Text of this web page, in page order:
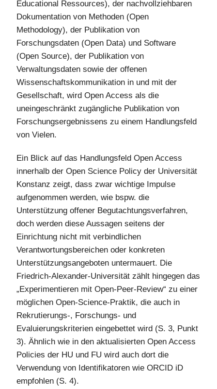
Educational Ressources), der nachvollziehbaren
Dokumentation von Methoden (Open
Methodology), der Publikation von
Forschungsdaten (Open Data) und Software
(Open Source), der Publikation von
Verwaltungsdaten sowie der offenen
Wissenschaftskommunikation in und mit der
Gesellschaft, wird Open Access als die
uneingeschränkt zugängliche Publikation von
Forschungsergebnissens zu einem Handlungsfeld
von Vielen.
Ein Blick auf das Handlungsfeld Open Access
innerhalb der Open Science Policy der Universität
Konstanz zeigt, dass zwar wichtige Impulse
aufgenommen werden, wie bspw. die
Unterstützung offener Begutachtungsverfahren,
doch werden diese Aussagen seitens der
Einrichtung nicht mit verbindlichen
Verantwortungsbereichen oder konkreten
Unterstützungsangeboten untermauert. Die
Friedrich-Alexander-Universität zählt hingegen das
„Experimentieren mit Open-Peer-Review“ zu einer
möglichen Open-Science-Praktik, die auch in
Rekrutierungs-, Forschungs- und
Evaluierungskriterien eingebettet wird (S. 3, Punkt
3). Ähnlich wie in den aktualisierten Open Access
Policies der HU und FU wird auch dort die
Verwendung von Identifikatoren wie ORCID iD
empfohlen (S. 4).